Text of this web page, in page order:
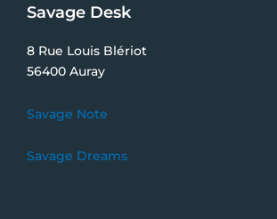
Savage Desk
8 Rue Louis Blériot
56400 Auray
Savage Note
Savage Dreams